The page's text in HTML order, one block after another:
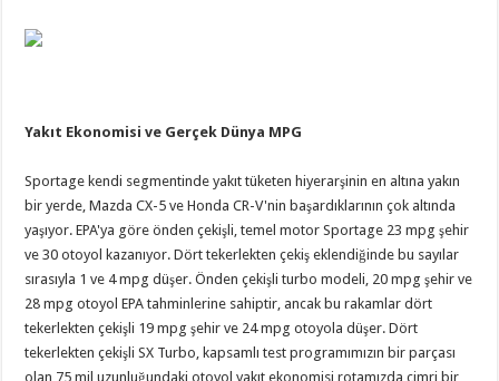
Yakıt Ekonomisi ve Gerçek Dünya MPG
Sportage kendi segmentinde yakıt tüketen hiyerarşinin en altına yakın
bir yerde, Mazda CX-5 ve Honda CR-V'nin başardıklarının çok altında
yaşıyor. EPA'ya göre önden çekişli, temel motor Sportage 23 mpg şehir
ve 30 otoyol kazanıyor. Dört tekerlekten çekiş eklendiğinde bu sayılar
sırasıyla 1 ve 4 mpg düşer. Önden çekişli turbo modeli, 20 mpg şehir ve
28 mpg otoyol EPA tahminlerine sahiptir, ancak bu rakamlar dört
tekerlekten çekişli 19 mpg şehir ve 24 mpg otoyola düşer. Dört
tekerlekten çekişli SX Turbo, kapsamlı test programımızın bir parçası
olan 75 mil uzunluğundaki otoyol yakıt ekonomisi rotamızda cimri bir